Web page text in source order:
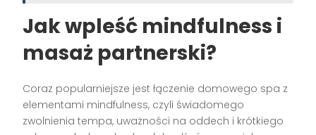
Jak wpleść mindfulness i
masaż partnerski?
Coraz popularniejsze jest łączenie domowego spa z
elementami mindfulness, czyli świadomego
zwolnienia tempa, uważności na oddech i krótkiego